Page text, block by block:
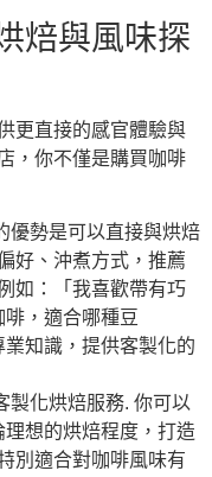
焙與風味探
更直接的感官體驗與
，你不僅是購買咖啡
優勢是可以直接與烘焙
好、沖煮方式，推薦
如：「我喜歡帶有巧
，適合哪種豆
知識，提供客製化的
製化烘焙服務. 你可以
想的烘焙程度，打造
別適合對咖啡風味有